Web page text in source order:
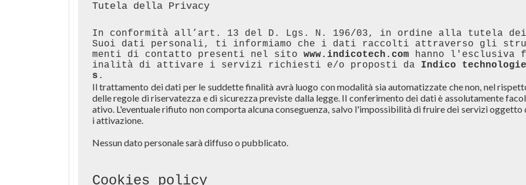
Tutela della Privacy
In conformità all’art. 13 del D. Lgs. N. 196/03, in ordine alla tutela dei
Suoi dati personali, ti informiamo che i dati raccolti attraverso gli stru
menti di contatto presenti nel sito www.indicotech.com hanno l'esclusiva f
inalità di attivare i servizi richiesti e/o proposti da Indico technologie
s
Il trattamento dei dati per le suddette finalità avrà luogo con modalità sia automatizzate che non, nel
delle regole di riservatezza e di sicurezza previste dalla legge. Il conferimento dei dati è assolutamente
ativo. L'eventuale rifiuto non comporta alcuna conseguenza, salvo l'impossibilità di fruire dei servizi oggetto
i attivazione.
Nessun dato personale sarà diffuso o pubblicato.
Cookies policy